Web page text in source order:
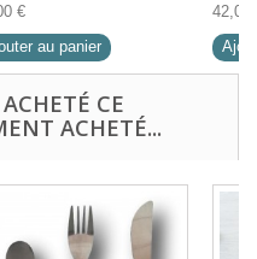
€
au panier
42,00
CE
ACHETÉ...